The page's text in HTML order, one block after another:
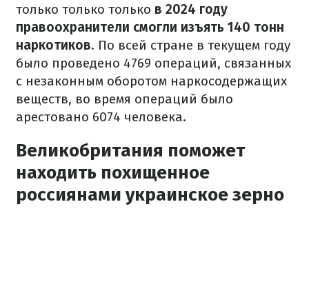
только только только в 2024 году
правоохранители смогли изъять 140 тонн
наркотиков. По всей стране в текущем году
было проведено 4769 операций, связанных
с незаконным оборотом наркосодержащих
веществ, во время операций было
арестовано 6074 человека.
Великобритания поможет
находить похищенное
россиянами украинское зерно